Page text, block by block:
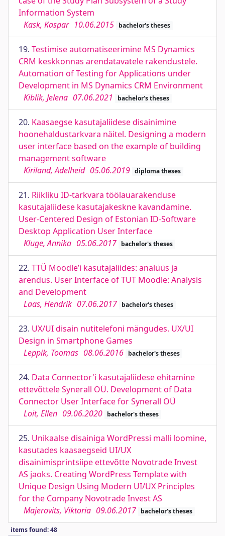
Information System
Kask, Kaspar 10.06.2015 bachelor's theses
19. Testimise automatiseerimine MS Dynamics
CRM keskkonnas arendatavatele rakendustele.
Automation of Testing for Applications under
Development in MS Dynamics CRM Environment
Kiblik, Jelena 07.06.2021 bachelor's theses
20. Kaasaegse kasutajaliidese disainimine
hoonehaldustarkvara näitel. Designing a modern
user interface based on the example of building
management software
Kiriland, Adelheid 05.06.2019 diploma theses
21. Riikliku ID-tarkvara töölauarakenduse
kasutajaliidese kasutajakeskne kavandamine.
User-Centered Design of Estonian ID-Software
Desktop Application User Interface
Kluge, Annika 05.06.2017 bachelor's theses
22. TTÜ Moodle’i kasutajaliides: analüüs ja
arendus. User Interface of TUT Moodle: Analysis
and Development
Laas, Hendrik 07.06.2017 bachelor's theses
23. UX/UI disain nutitelefoni mängudes. UX/UI
Design in Smartphone Games
Leppik, Toomas 08.06.2016 bachelor's theses
24. Data Connector'i kasutajaliidese ehitamine
ettevõttele Synerall OÜ. Development of Data
Connector User Interface for Synerall OÜ
Loit, Ellen 09.06.2020 bachelor's theses
25. Unikaalse disainiga WordPressi malli loomine,
kasutades kaasaegseid UI/UX
disainimisprintsiipe ettevõtte Novotrade Invest
AS jaoks. Creating WordPress Template with
Unique Design Using Modern UI/UX Principles
for the Company Novotrade Invest AS
Majerovits, Viktoria 09.06.2017 bachelor's theses
items found: 48